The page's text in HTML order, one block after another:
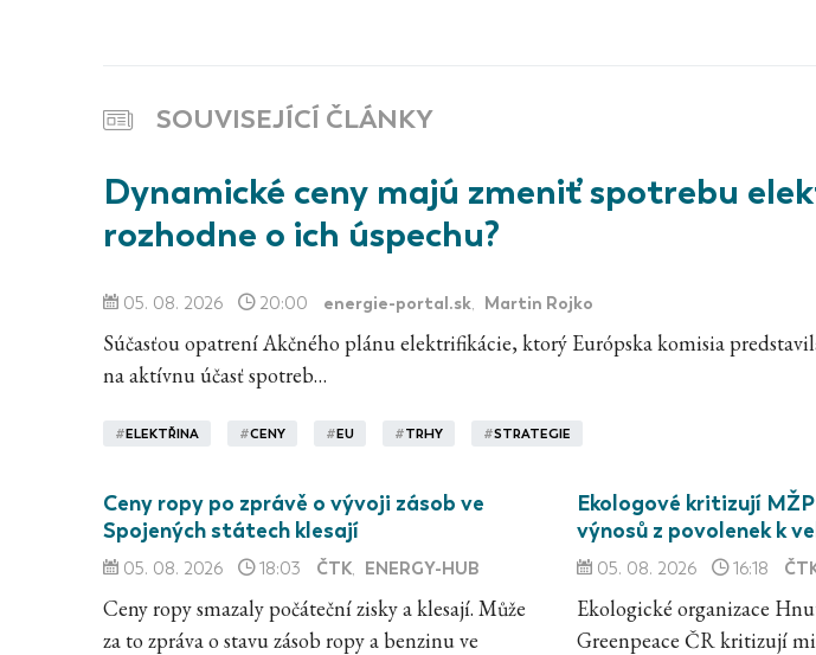
SOUVISEJÍCÍ ČLÁNKY
Dynamické ceny majú zmeniť spotrebu
rozhodne o ich úspechu?
05. 08. 2026 20:00 energie-portal.sk, Martin Rojko
Súčasťou opatrení Akčného plánu elektrifikácie, ktorý Európska komisia
na aktívnu účasť spotreb…
#ELEKTŘINA #CENY #EU #TRHY #STRATEGIE
Ceny ropy po zprávě o vývoji zásob ve
Spojených státech klesají
05. 08. 2026 18:03 ČTK, ENERGY-HUB
Ceny ropy smazaly počáteční zisky a klesají. Může
za to zpráva o stavu zásob ropy a benzinu ve
Ekologové kritizují
výnosů z povolenek k
05. 08. 2026 16:18
Ekologické organizace
Greenpeace ČR kritizují